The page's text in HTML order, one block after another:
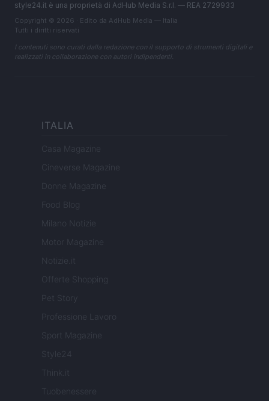
style24.it è una proprietà di AdHub Media S.r.l. — REA 2729933
Copyright © 2026 · Edito da AdHub Media — Italia
Tutti i diritti riservati
I contenuti sono curati dalla redazione con il supporto di strumenti digitali e
realizzati in collaborazione con autori indipendenti.
ITALIA
Casa Magazine
Cineverse Magazine
Donne Magazine
Food Blog
Milano Notizie
Motor Magazine
Notizie.it
Offerte Shopping
Pet Story
Professione Lavoro
Sport Magazine
Style24
Think.it
Tuobenessere